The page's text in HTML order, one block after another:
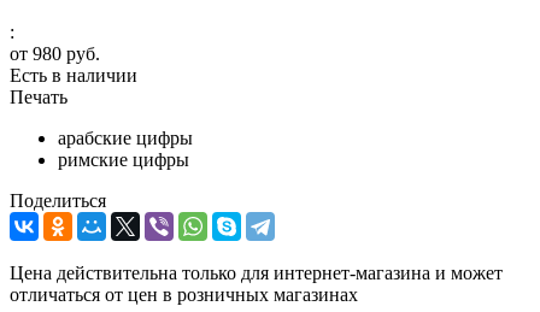
:
от 980 руб.
Есть в наличии
Печать
арабские цифры
римские цифры
Поделиться
Цена действительна только для интернет-магазина и может
отличаться от цен в розничных магазинах